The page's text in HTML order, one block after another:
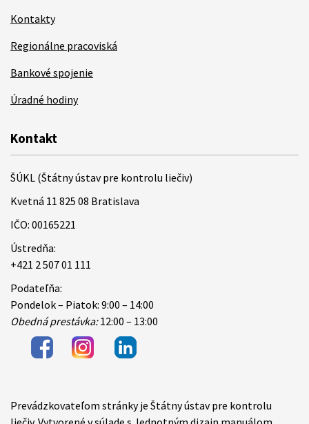
Kontakty
Regionálne pracoviská
Bankové spojenie
Úradné hodiny
Kontakt
ŠÚKL (Štátny ústav pre kontrolu liečiv)
Kvetná 11 825 08 Bratislava
IČO: 00165221
Ústredňa:
+421 2 507 01 111
Podateľňa:
Pondelok – Piatok: 9:00 – 14:00
Obedná prestávka:12:00 – 13:00
Items
Prevádzkovateľom stránky je Štátny ústav pre kontrolu